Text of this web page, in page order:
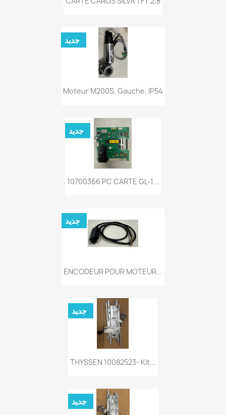
Moteur M200S, Gauche, IP54
جديد
10700366 PC CARTE GL-1...
جديد
ENCODEUR POUR MOTEUR...
جديد
THYSSEN 10082523- Kit...
جديد
جديد